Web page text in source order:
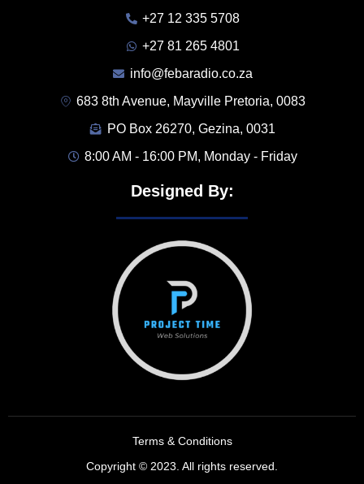
+27 12 335 5708
+27 81 265 4801
info@febaradio.co.za
683 8th Avenue, Mayville Pretoria, 0083
PO Box 26270, Gezina, 0031
8:00 AM - 16:00 PM, Monday - Friday
Designed By:
Terms & Conditions
Copyright © 2023. All rights reserved.